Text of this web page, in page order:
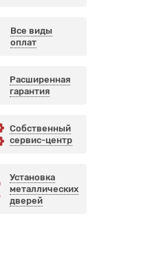
Все виды
оплат
Расширенная
гарантия
Собственный
сервис-центр
Установка
металлических
дверей